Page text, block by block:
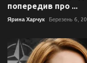
попередив про ...
Ярина Харчук Березень 6,